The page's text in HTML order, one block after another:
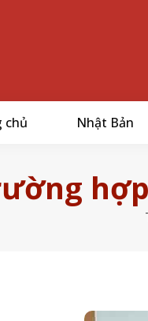
chủ Nhật Bản